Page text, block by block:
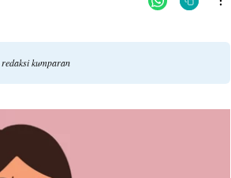
kumparan